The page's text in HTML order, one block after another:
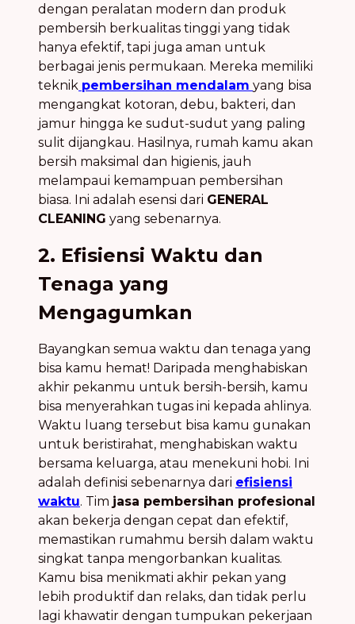
dengan peralatan modern dan produk
pembersih berkualitas tinggi yang tidak
hanya efektif, tapi juga aman untuk
berbagai jenis permukaan. Mereka memiliki
teknik pembersihan mendalam yang bisa
mengangkat kotoran, debu, bakteri, dan
jamur hingga ke sudut-sudut yang paling
sulit dijangkau. Hasilnya, rumah kamu akan
bersih maksimal dan higienis, jauh
melampaui kemampuan pembersihan
biasa. Ini adalah esensi dari GENERAL
CLEANING yang sebenarnya.
2. Efisiensi Waktu dan
Tenaga yang
Mengagumkan
Bayangkan semua waktu dan tenaga yang
bisa kamu hemat! Daripada menghabiskan
akhir pekanmu untuk bersih-bersih, kamu
bisa menyerahkan tugas ini kepada ahlinya.
Waktu luang tersebut bisa kamu gunakan
untuk beristirahat, menghabiskan waktu
bersama keluarga, atau menekuni hobi. Ini
adalah definisi sebenarnya dari efisiensi
waktu. Tim jasa pembersihan profesional
akan bekerja dengan cepat dan efektif,
memastikan rumahmu bersih dalam waktu
singkat tanpa mengorbankan kualitas.
Kamu bisa menikmati akhir pekan yang
lebih produktif dan relaks, dan tidak perlu
lagi khawatir dengan tumpukan pekerjaan